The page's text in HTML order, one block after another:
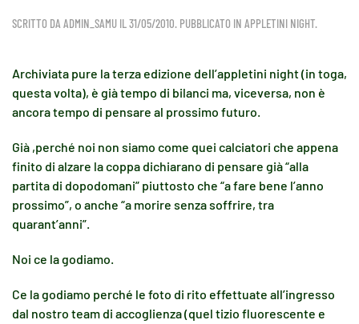
SCRITTO DA ADMIN_SAMU IL31/05/2010. PUBBLICATO IN APPLETINI NIGHT.
Archiviata pure la terza edizione dell’appletini night (in toga,
questa volta), è già tempo di bilanci ma, viceversa, non è
ancora tempo di pensare al prossimo futuro.
Già ,perché noi non siamo come quei calciatori che appena
finito di alzare la coppa dichiarano di pensare già “alla
partita di dopodomani” piuttosto che “a fare bene l’anno
prossimo”, o anche “a morire senza soffrire, tra
quarant’anni”.
Noi ce la godiamo.
Ce la godiamo perché le foto di rito effettuate all’ingresso
dal nostro team di accoglienza (quel tizio fluorescente e